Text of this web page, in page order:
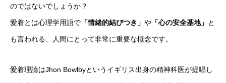
のではないでしょうか？
愛着とは心理学用語で 「情緒的結びつき」 や 「心の安全基地」 と
も言われる、人間にとって非常に重要な概念です。
愛着理論はJhon Bowlbyというイギリス出身の精神科医が提唱し